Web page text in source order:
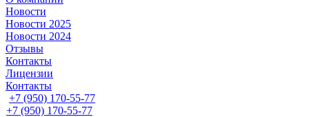
Новости
Новости 2025
Новости 2024
Отзывы
Контакты
Лицензии
Контакты
+7 (950) 170-55-77
+7 (950) 170-55-77